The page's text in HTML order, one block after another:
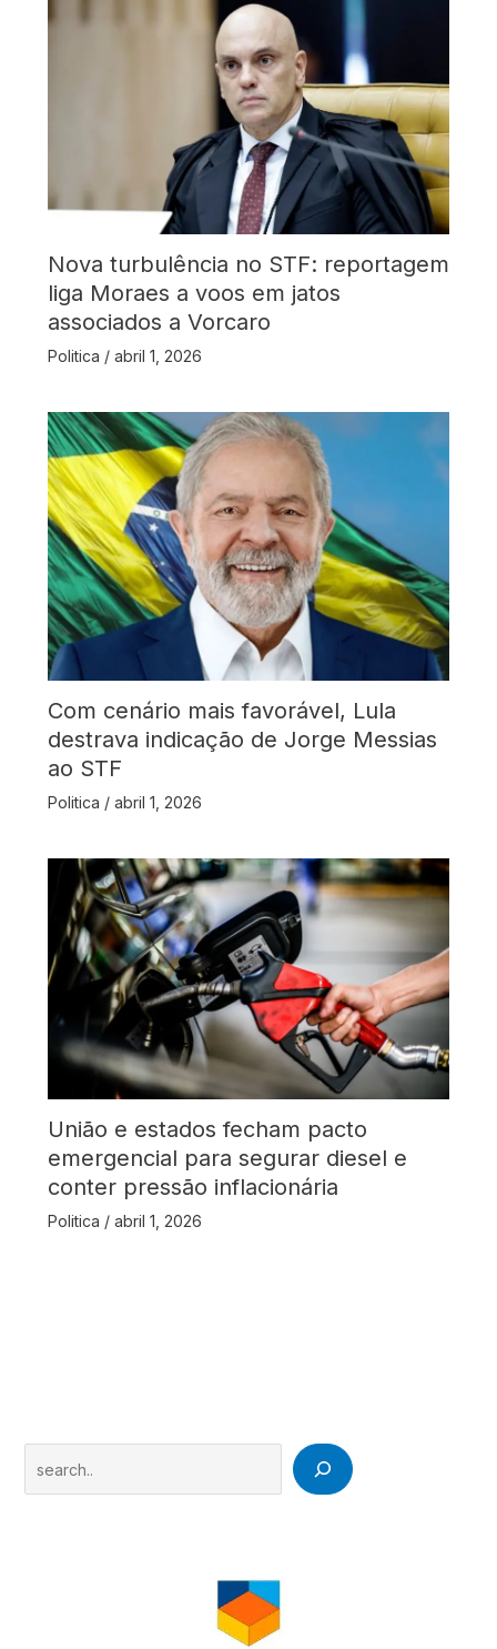
Nova turbulência no STF: reportagem
liga Moraes a voos em jatos
associados a Vorcaro
Politica / abril 1, 2026
Com cenário mais favorável, Lula
destrava indicação de Jorge Messias
ao STF
Politica / abril 1, 2026
União e estados fecham pacto
emergencial para segurar diesel e
conter pressão inflacionária
Politica / abril 1, 2026